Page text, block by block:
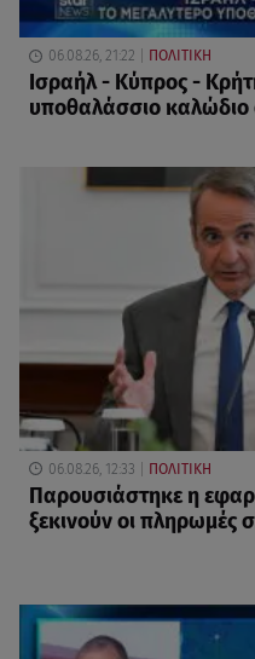
06.08.26, 21:22 ΠΟΛΙΤΙΚΗ
Ισραήλ - Κύπρος -
υποθαλάσσιο
06.08.26, 12:33 ΠΟΛΙΤΙΚΗ
Παρουσιάστηκε η
ξεκινούν οι πληρωμές